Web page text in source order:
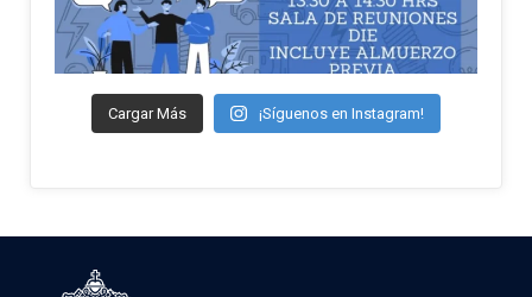
Cargar Más ¡Síguenos en Instagram!